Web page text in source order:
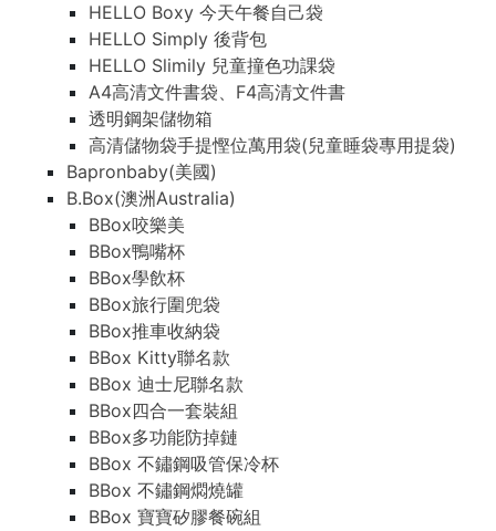
HELLO Boxy 今天午餐自己袋
HELLO Simply 後背包
HELLO Slimily 兒童撞色功課袋
A4高清文件書袋、F4高清文件書
透明鋼架儲物箱
高清儲物袋手提慳位萬用袋(兒童睡袋專用提袋)
Bapronbaby(美國)
B.Box(澳洲Australia)
BBox咬樂美
BBox鴨嘴杯
BBox學飲杯
BBox旅行圍兜袋
BBox推車收納袋
BBox Kitty聯名款
BBox 迪士尼聯名款
BBox四合一套裝組
BBox多功能防掉鏈
BBox 不鏽鋼吸管保冷杯
BBox 不鏽鋼燜燒罐
BBox 寶寶矽膠餐碗組